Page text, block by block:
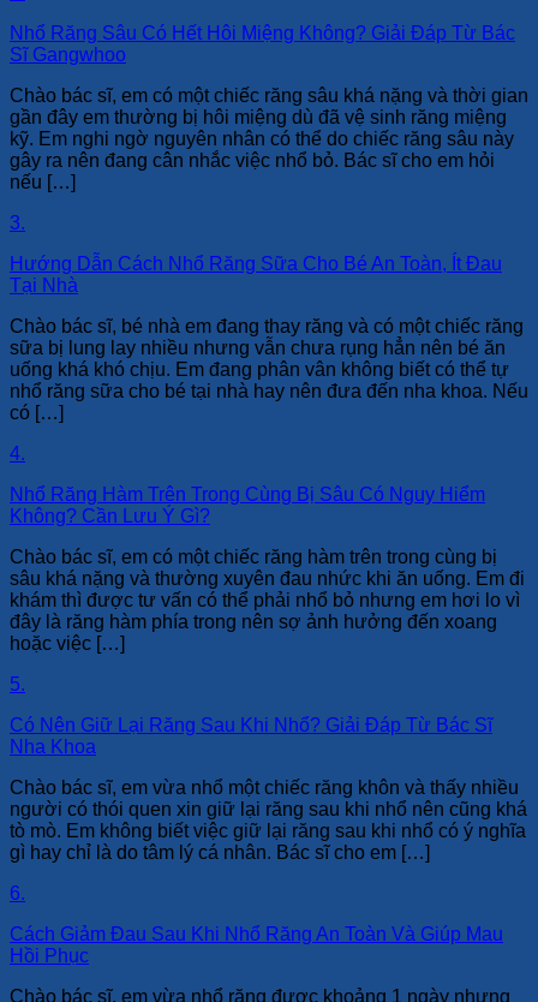
Nhổ Răng Sâu Có Hết Hôi Miệng Không? Giải Đáp Từ Bác
Sĩ Gangwhoo
Chào bác sĩ, em có một chiếc răng sâu khá nặng và thời gian
gần đây em thường bị hôi miệng dù đã vệ sinh răng miệng
kỹ. Em nghi ngờ nguyên nhân có thể do chiếc răng sâu này
gây ra nên đang cân nhắc việc nhổ bỏ. Bác sĩ cho em hỏi
nếu […]
3.
Hướng Dẫn Cách Nhổ Răng Sữa Cho Bé An Toàn, Ít Đau
Tại Nhà
Chào bác sĩ, bé nhà em đang thay răng và có một chiếc răng
sữa bị lung lay nhiều nhưng vẫn chưa rụng hẳn nên bé ăn
uống khá khó chịu. Em đang phân vân không biết có thể tự
nhổ răng sữa cho bé tại nhà hay nên đưa đến nha khoa. Nếu
có […]
4.
Nhổ Răng Hàm Trên Trong Cùng Bị Sâu Có Nguy Hiểm
Không? Cần Lưu Ý Gì?
Chào bác sĩ, em có một chiếc răng hàm trên trong cùng bị
sâu khá nặng và thường xuyên đau nhức khi ăn uống. Em đi
khám thì được tư vấn có thể phải nhổ bỏ nhưng em hơi lo vì
đây là răng hàm phía trong nên sợ ảnh hưởng đến xoang
hoặc việc […]
5.
Có Nên Giữ Lại Răng Sau Khi Nhổ? Giải Đáp Từ Bác Sĩ
Nha Khoa
Chào bác sĩ, em vừa nhổ một chiếc răng khôn và thấy nhiều
người có thói quen xin giữ lại răng sau khi nhổ nên cũng khá
tò mò. Em không biết việc giữ lại răng sau khi nhổ có ý nghĩa
gì hay chỉ là do tâm lý cá nhân. Bác sĩ cho em […]
6.
Cách Giảm Đau Sau Khi Nhổ Răng An Toàn Và Giúp Mau
Hồi Phục
Chào bác sĩ, em vừa nhổ răng được khoảng 1 ngày nhưng